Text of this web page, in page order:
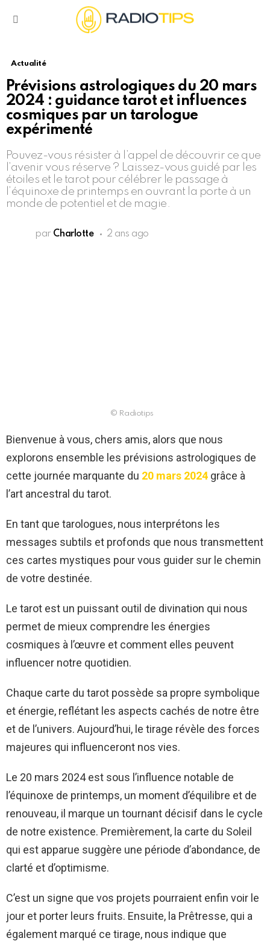
Actualité
Prévisions astrologiques du 20 mars
2024 : guidance tarot et influences
cosmiques par un tarologue
expérimenté
Pouvez-vous résister à l’appel de découvrir ce que
l’avenir vous réserve ? Laissez-vous guidé par les
étoiles et le tarot pour célébrer le passage à
l’équinoxe de printemps en ouvrant la porte à un
monde de potentiel et de magie.
par Charlotte 2 ans ago
© Radiotips
Bienvenue à vous, chers amis, alors que nous
explorons ensemble les prévisions astrologiques de
cette journée marquante du 20 mars 2024 grâce à
l’art ancestral du tarot.
En tant que tarologues, nous interprétons les
messages subtils et profonds que nous transmettent
ces cartes mystiques pour vous guider sur le chemin
de votre destinée.
Le tarot est un puissant outil de divination qui nous
permet de mieux comprendre les énergies
cosmiques à l’œuvre et comment elles peuvent
influencer notre quotidien.
Chaque carte du tarot possède sa propre symbolique
et énergie, reflétant les aspects cachés de notre être
et de l’univers. Aujourd’hui, le tirage révèle des forces
majeures qui influenceront nos vies.
Le 20 mars 2024 est sous l’influence notable de
l’équinoxe de printemps, un moment d’équilibre et de
renouveau, il marque un tournant décisif dans le cycle
de notre existence. Premièrement, la carte du Soleil
qui est apparue suggère une période d’abondance, de
clarté et d’optimisme.
C’est un signe que vos projets pourraient enfin voir le
jour et porter leurs fruits. Ensuite, la Prêtresse, qui a
également marqué ce tirage, nous indique que